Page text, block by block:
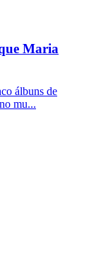
Maria
álbuns de
mu...